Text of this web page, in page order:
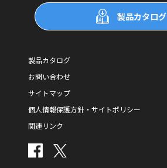
製品カタログ
製品カタログ
お問い合わせ
サイトマップ
個人情報保護方針・サイトポリシー
関連リンク